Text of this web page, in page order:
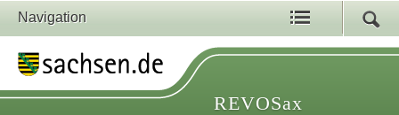
Navigation
REVOSax